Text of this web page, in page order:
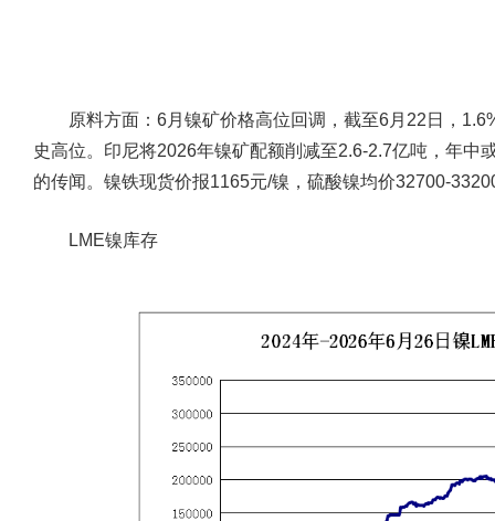
原料方面： 6月镍矿价格高位回调，截至6月22日，
史高位。印尼将2026年镍矿配额削减至2.6-2.7亿吨，年中
的传闻。镍铁现货价报1165元/镍，硫酸镍均价32700-
LME镍库存